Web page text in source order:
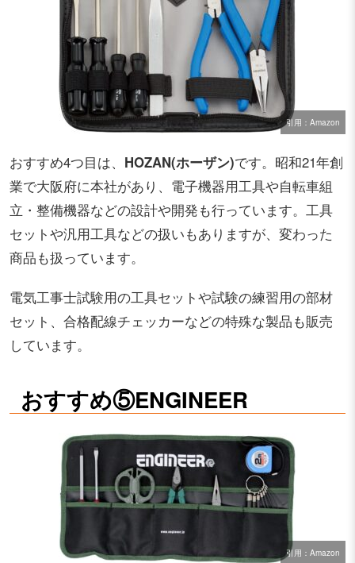
引用：Amazon
おすすめ4つ目は、 HOZAN(ホーザン)です。昭和21年創
業で大阪府に本社があり、電子機器用工具や自転車組
立・整備機器などの設計や開発も行っています。工具
セットや汎用工具などの扱いもありますが、変わった
商品も扱っています。
電気工事士試験用の工具セットや試験の練習用の部材
セット、合格配線チェッカーなどの特殊な製品も販売
しています。
おすすめ⑤ENGINEER
引用：Amazon